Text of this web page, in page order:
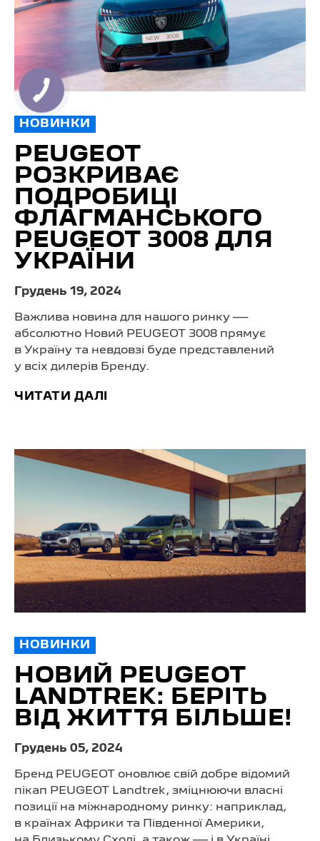
НОВИНКИ
PEUGEOT
РОЗКРИВАЄ
ПОДРОБИЦІ
ФЛАГМАНСЬКОГО
PEUGEOT 3008 ДЛЯ
УКРАЇНИ
Грудень 19, 2024
Важлива новина для нашого ринку —
абсолютно Новий PEUGEOT 3008 прямує
в Україну та невдовзі буде представлений
у всіх дилерів Бренду.
ЧИТАТИ ДАЛІ
НОВИНКИ
НОВИЙ PEUGEOT
LANDTREK: БЕРІТЬ
ВІД ЖИТТЯ БІЛЬШЕ!
Грудень 05, 2024
Бренд PEUGEOT оновлює свій добре відомий
пікап PEUGEOT Landtrek, зміцнюючи власні
позиції на міжнародному ринку: наприклад,
в країнах Африки та Південної Америки,